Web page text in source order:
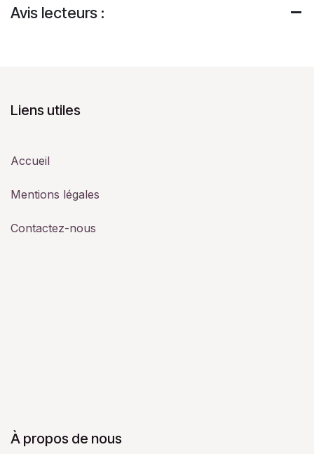
Avis lecteurs :
Liens utiles
Accueil
Mentions légales
Contactez-nous
À propos de nous